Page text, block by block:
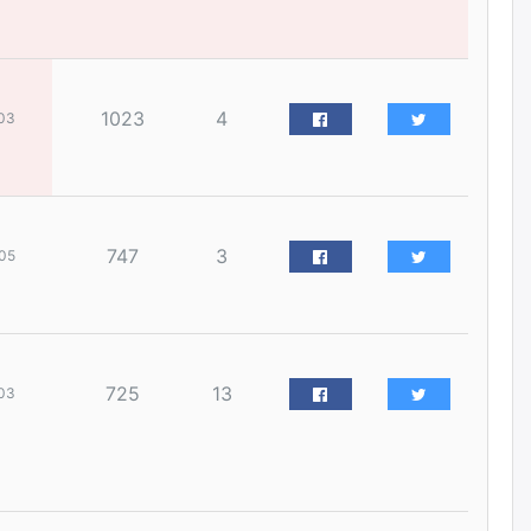
уржигдар
Орон сууц, нийтийн аж ахуй,
авто зам, тохижилт
холбоотой ГОМДОЛ их байгааг
суулгана гэх мэтээр дарамталдаг
1023 4
747 3
725 13